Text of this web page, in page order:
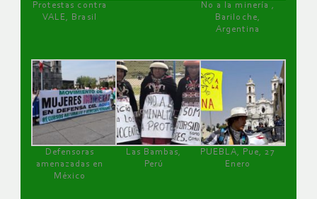
Protestas contra
VALE, Brasil
No a la minería ,
Bariloche,
Argentina
Defensoras
amenazadas en
México
Las Bambas,
Perú
PUEBLA, Pue, 27
Enero